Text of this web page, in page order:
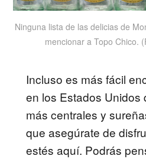
Ninguna lista de las delicias de
mencionar a Topo Chico.
Incluso es más fácil
en los Estados Unidos
más centrales y
que asegúrate de
estés aquí. Podrás